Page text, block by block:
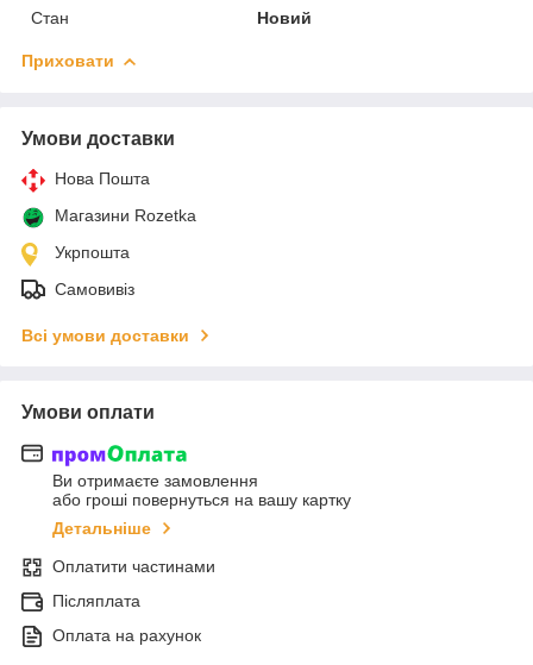
Стан
Новий
Приховати
Умови доставки
Нова Пошта
Магазини Rozetka
Укрпошта
Самовивіз
Всі умови доставки
Умови оплати
Ви отримаєте замовлення
або гроші повернуться на вашу картку
Детальніше
Оплатити частинами
Післяплата
Оплата на рахунок